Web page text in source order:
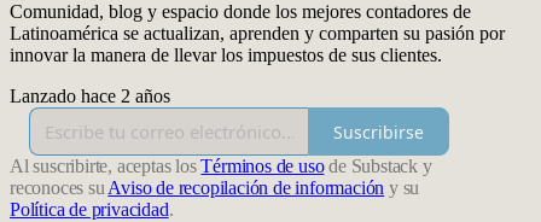
Comunidad, blog y espacio donde los mejores contadores de
Latinoamérica se actualizan, aprenden y comparten su pasión por
innovar la manera de llevar los impuestos de sus clientes.
Lanzado hace 2 años
Suscribirse
Al suscribirte, aceptas losTérminos de usode Substack y
reconoces suAviso de recopilación de información y su
Política de privacidad.